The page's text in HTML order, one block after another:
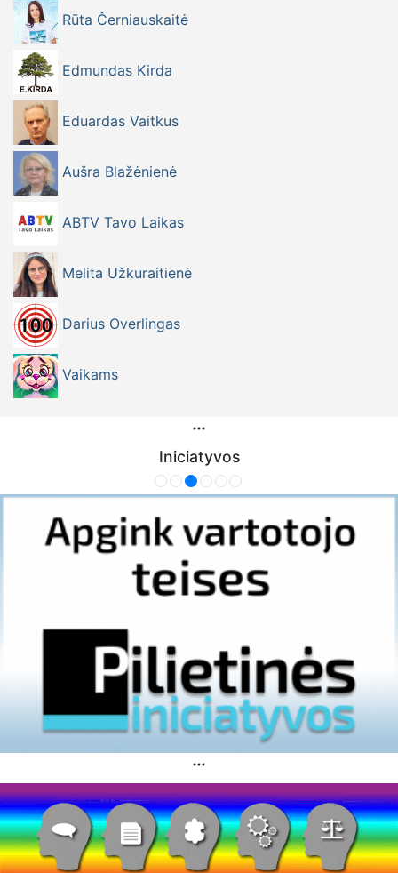
Rūta Černiauskaitė
Edmundas Kirda
Eduardas Vaitkus
Aušra Blažėnienė
ABTV Tavo Laikas
Melita Užkuraitienė
Darius Overlingas
Vaikams
Iniciatyvos